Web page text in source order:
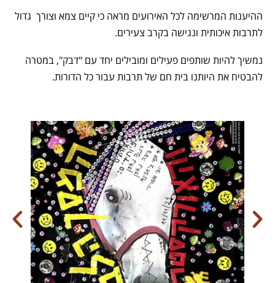
ההיענות המרשימה לכל האירועים מראה כי קיים צמא וצורך גדול
לתרבות איכותית ונגישה בקרב צעירים.
נמשיך להיות שותפים פעילים ומובילים יחד עם "דבק", במטרה
להבטיח את היותנו בית חם של תרבות עבור כל הדורות.